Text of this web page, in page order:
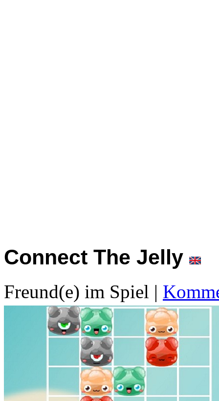
Connect The Jelly
Freund(e) im Spiel |